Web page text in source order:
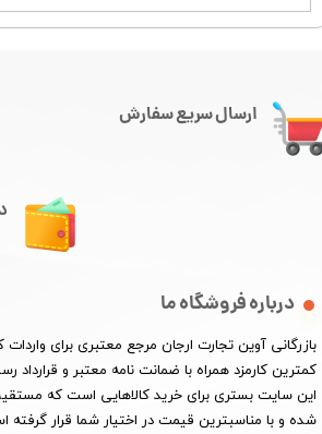
ارسال سریع سفارش
درباره فروشگاه ما
​بازرگانی آوین تجارت ارجان مرجع معتبری برای واردات
کمترین کارمزد همراه با ضمانت نامه معتبر و
این سایت بستری برای خرید کالاهایی است که
شده و با مناسبترین قیمت در اختیار شما قرار گرفته